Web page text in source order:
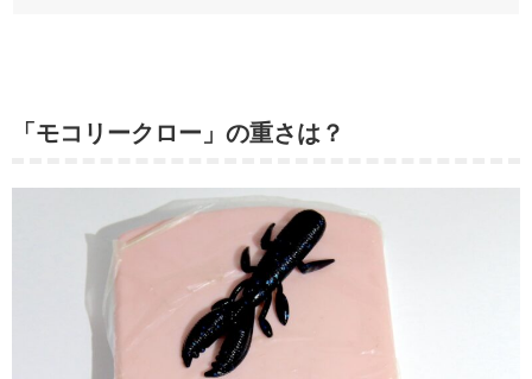
「モコリークロー」の重さは？